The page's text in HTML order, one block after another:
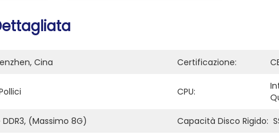
Cina Certificazione:
CPU:
DDR3, (massimo 8G) Capacità Disco Rigido: